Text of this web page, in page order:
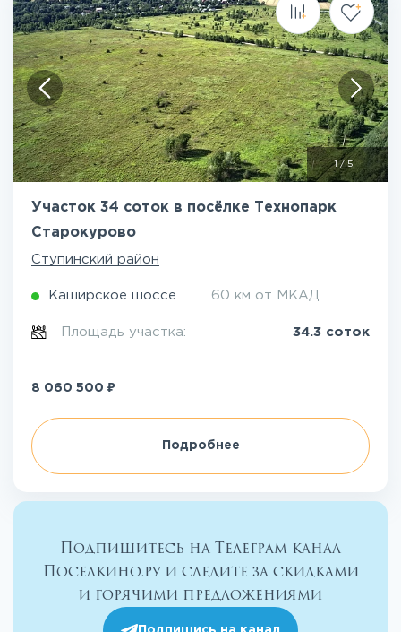
1/5
Участок 34 соток в посёлке Технопарк
Старокурово
Ступинский район
Каширское шоссе 60 км от МКАД
Площадь участка: 34.3 соток
8 060 500 ₽
Подробнее
Подпишитесь на Телеграм канал
Поселкино.ру и следите за скидками
и горячими предложениями